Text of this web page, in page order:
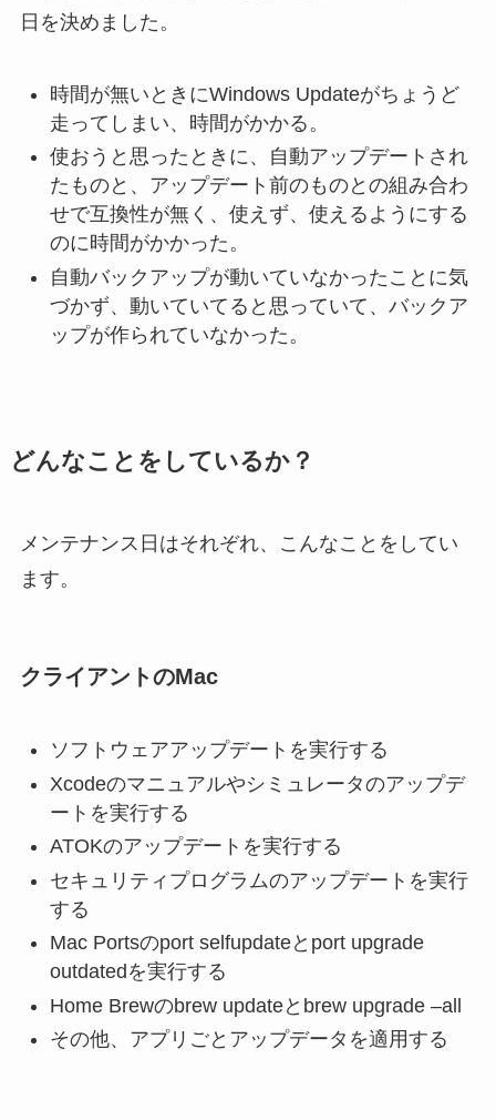
日を決めました。
時間が無いときにWindows Updateがちょうど
走ってしまい、時間がかかる。
使おうと思ったときに、自動アップデートされ
たものと、アップデート前のものとの組み合わ
せで互換性が無く、使えず、使えるようにする
のに時間がかかった。
自動バックアップが動いていなかったことに気
づかず、動いていてると思っていて、バックア
ップが作られていなかった。
どんなことをしているか？
メンテナンス日はそれぞれ、こんなことをしてい
ます。
クライアントのMac
ソフトウェアアップデートを実行する
Xcodeのマニュアルやシミュレータのアップデ
ートを実行する
ATOKのアップデートを実行する
セキュリティプログラムのアップデートを実行
する
Mac Portsのport selfupdateとport upgrade
outdatedを実行する
Home Brewのbrew updateとbrew upgrade –all
その他、アプリごとアップデータを適用する